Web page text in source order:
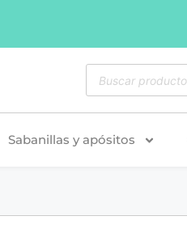
Sabanillas y apósitos